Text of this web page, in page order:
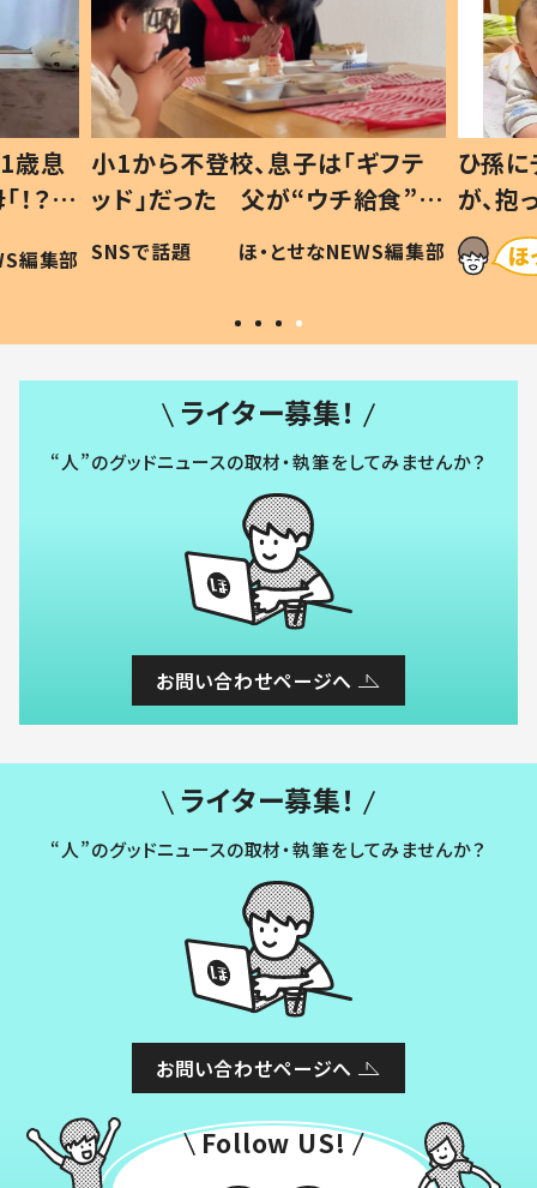
歳息
？」
編集部
小1から不登校、息子は「ギフテ
ッド」だった 父が“ウチ給食”を
作り続ける理由とは #令和の親
#令和の子
SNSで話題 ほ・とせなNEWS編集部
ひ孫
が、
「涙が
い」
ライター募集！
“人”のグッドニュースの取材・執筆をしてみませんか？
お問い合わせページへ
ライター募集！
“人”のグッドニュースの取材・執筆をしてみませんか？
お問い合わせページへ
Follow US!